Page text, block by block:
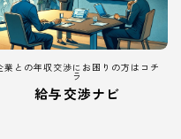
業との年収交渉にお困りの方はコチ
ラ
給与交渉ナビ